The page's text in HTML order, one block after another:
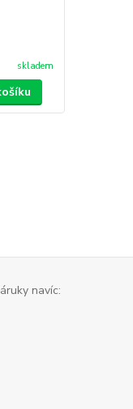
skladem